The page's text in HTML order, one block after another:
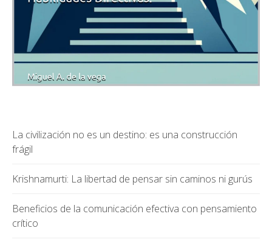
La civilización no es un destino: es una construcción
frágil
Krishnamurti: La libertad de pensar sin caminos ni gurús
Beneficios de la comunicación efectiva con pensamiento
crítico